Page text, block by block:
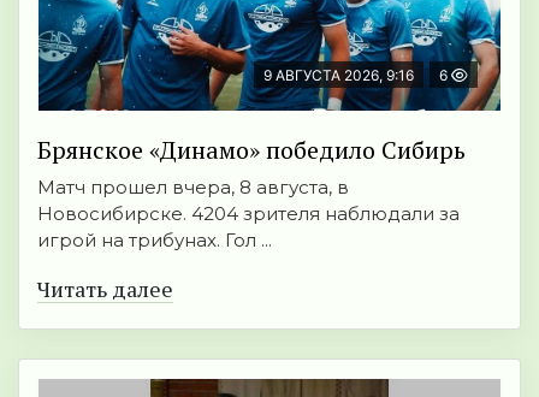
9 АВГУСТА 2026, 9:16 6
Брянское «Динамо» победило Сибирь
Матч прошел вчера, 8 августа, в
Новосибирске. 4204 зрителя наблюдали за
игрой на трибунах. Гол ...
Читать далее